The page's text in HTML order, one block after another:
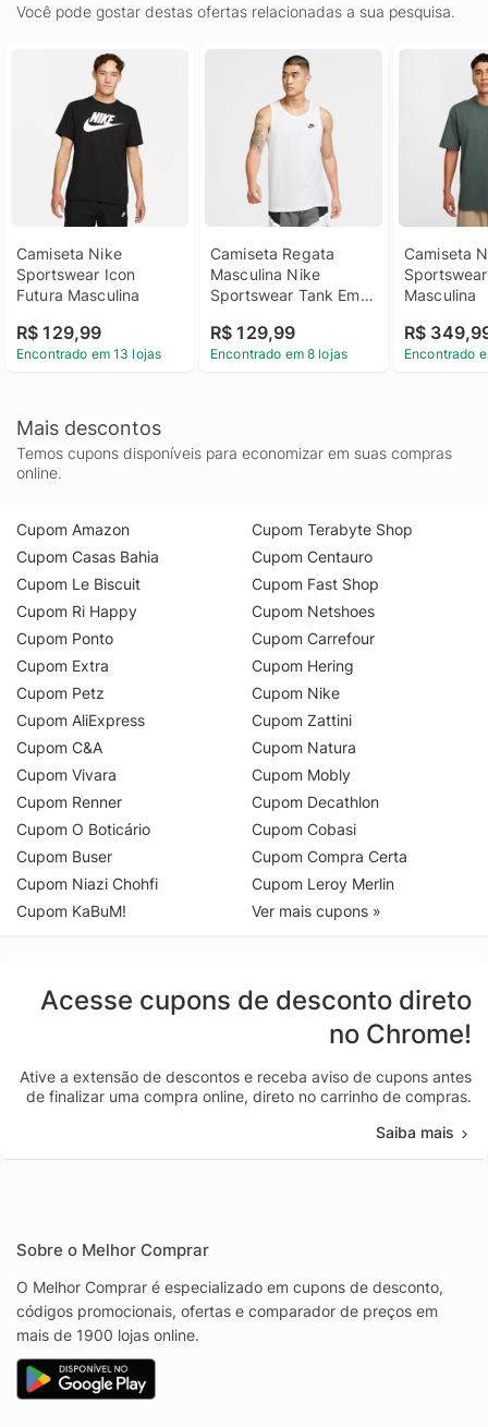
Você pode gostar destas ofertas relacionadas a sua pesquisa.
Camiseta Nike
Sportswear Icon
Futura Masculina
R$ 129,99
Encontrado em 13 lojas
Camiseta Regata
Masculina Nike
Sportswear Tank Emb
R$ 129,99
Encontrado em 8 lojas
Camiseta
Masculina
R$
Encontrado
Mais descontos
Temos cupons disponíveis para economizar em suas compras
online.
Cupom Amazon
Cupom Casas Bahia
Cupom Le Biscuit
Cupom Ri Happy
Cupom Ponto
Cupom Extra
Cupom Petz
Cupom AliExpress
Cupom C&A
Cupom Vivara
Cupom Renner
Cupom O Boticário
Cupom Buser
Cupom Niazi Chohfi
Cupom KaBuM!
Cupom Terabyte Shop
Cupom Centauro
Cupom Fast Shop
Cupom Netshoes
Cupom Carrefour
Cupom Hering
Cupom Nike
Cupom Zattini
Cupom Natura
Cupom Mobly
Cupom Decathlon
Cupom Cobasi
Cupom Compra Certa
Cupom Leroy Merlin
Ver mais cupons »
Acesse cupons de desconto direto
no Chrome!
Ative a extensão de descontos e receba aviso de cupons antes
de finalizar uma compra online, direto no carrinho de compras.
Saiba mais
Sobre o Melhor Comprar
O Melhor Comprar é especializado em cupons de desconto,
códigos promocionais, ofertas e comparador de preços em
mais de 1900 lojas online.